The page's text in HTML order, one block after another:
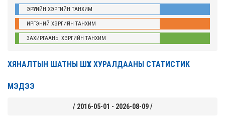
ЭРҮҮГИЙН ХЭРГИЙН ТАНХИМ
ИРГЭНИЙ ХЭРГИЙН ТАНХИМ
ЗАХИРГААНЫ ХЭРГИЙН ТАНХИМ
ХЯНАЛТЫН ШАТНЫ ШҮҮХ ХУРАЛДААНЫ СТАТИСТИК
МЭДЭЭ
/ 2016-05-01 - 2026-08-09 /